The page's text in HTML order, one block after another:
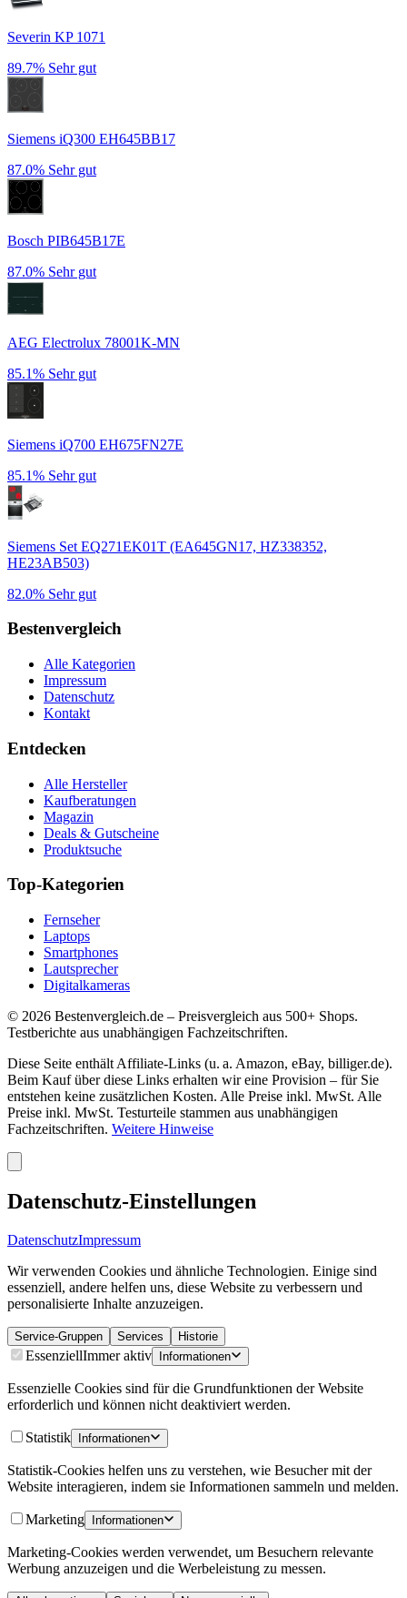
Severin KP 1071
89.7% Sehr gut
Siemens iQ300 EH645BB17
87.0% Sehr gut
Bosch PIB645B17E
87.0% Sehr gut
AEG Electrolux 78001K-MN
85.1% Sehr gut
Siemens iQ700 EH675FN27E
85.1% Sehr gut
Siemens Set EQ271EK01T (EA645GN17, HZ338352,
HE23AB503)
82.0% Sehr gut
Bestenvergleich
Alle Kategorien
Impressum
Datenschutz
Kontakt
Entdecken
Alle Hersteller
Kaufberatungen
Magazin
Deals & Gutscheine
Produktsuche
Top-Kategorien
Fernseher
Laptops
Smartphones
Lautsprecher
Digitalkameras
© 2026 Bestenvergleich.de – Preisvergleich aus 500+ Shops.
Testberichte aus unabhängigen Fachzeitschriften.
Diese Seite enthält Affiliate-Links (u. a. Amazon, eBay, billiger.de).
Beim Kauf über diese Links erhalten wir eine Provision – für Sie
entstehen keine zusätzlichen Kosten. Alle Preise inkl. MwSt. Alle
Preise inkl. MwSt. Testurteile stammen aus unabhängigen
Fachzeitschriften. Weitere Hinweise
Datenschutz-Einstellungen
DatenschutzImpressum
Wir verwenden Cookies und ähnliche Technologien. Einige sind
essenziell, andere helfen uns, diese Website zu verbessern und
personalisierte Inhalte anzuzeigen.
Service-Gruppen Services Historie
EssenziellImmer aktiv Informationen
Essenzielle Cookies sind für die Grundfunktionen der Website
erforderlich und können nicht deaktiviert werden.
Statistik Informationen
Statistik-Cookies helfen uns zu verstehen, wie Besucher mit der
Website interagieren, indem sie Informationen sammeln und melden.
Marketing Informationen
Marketing-Cookies werden verwendet, um Besuchern relevante
Werbung anzuzeigen und die Werbeleistung zu messen.